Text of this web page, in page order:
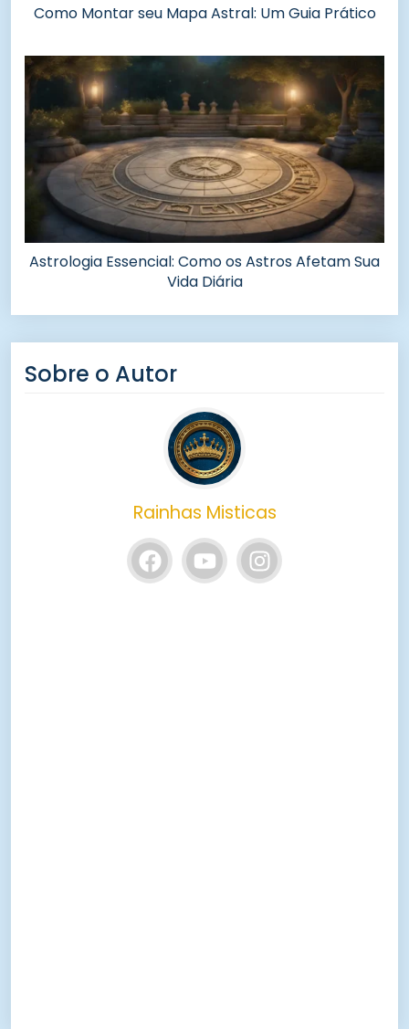
Como Montar seu Mapa Astral: Um Guia Prático
Astrologia Essencial: Como os Astros Afetam Sua
Vida Diária
Sobre o Autor
Rainhas Misticas